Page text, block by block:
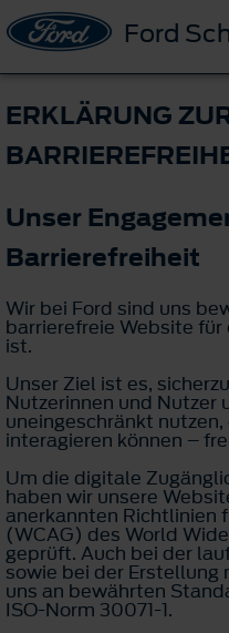
Ford
ERKLÄRUNG
Unser
Barrierefreiheit
Wir bei Ford sind uns
barrierefreie Website
ist.
Unser Ziel ist es,
Nutzerinnen und Nutzer
uneingeschränkt
interagieren können –
Um die digitale
haben wir unsere
anerkannten Richtlinien
(WCAG) des World
geprüft. Auch bei der
sowie bei der Erstellung
uns an bewährten
ISO-Norm 30071-1.